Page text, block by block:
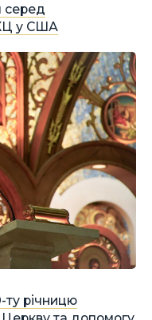
серед
у США
річницю